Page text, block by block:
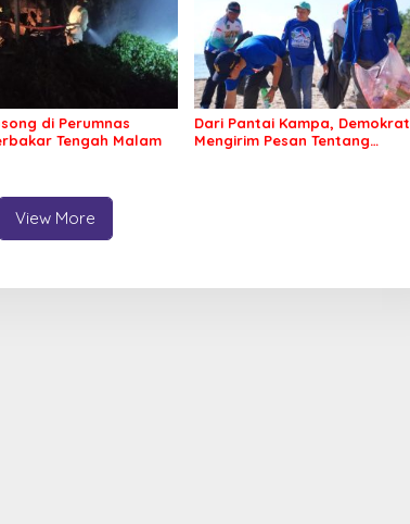
di Perumnas
Tengah Malam
Dari Pantai Kampa, Demokrat
Mengirim Pesan Tentang
View More